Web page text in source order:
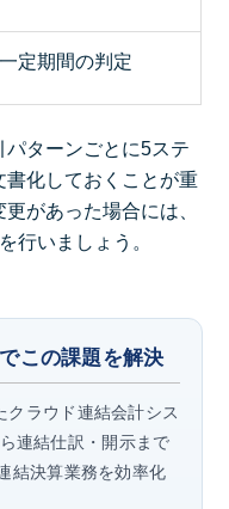
定期間の判定
ターンごとに5ステ
書化しておくことが重
があった場合には、
行いましょう。
この課題を解決
クラウド連結会計シス
連結仕訳・開示まで
結決算業務を効率化